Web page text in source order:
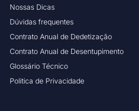
Nossas Dicas
Dúvidas frequentes
Contrato Anual de Dedetização
Contrato Anual de Desentupimento
Glossário Técnico
Politica de Privacidade